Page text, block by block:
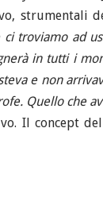
strumentali
troviamo ad
in tutti i
e non
Quello che
Il concept